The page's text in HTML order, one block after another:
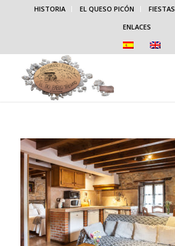
HISTORIA EL QUESO PICÓN FIESTAS
ENLACES